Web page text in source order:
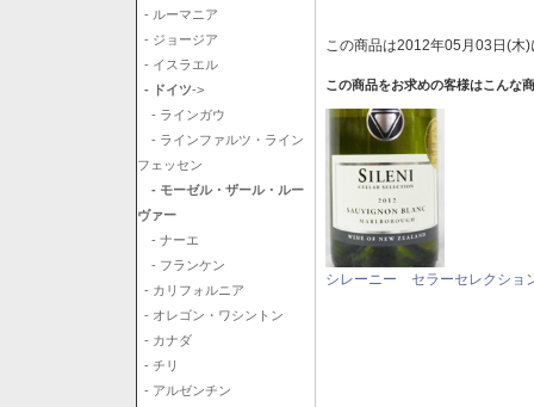
- ルーマニア
- ジョージア
- イスラエル
- ドイツ->
- ラインガウ
- ラインファルツ・ライン
フェッセン
- モーゼル・ザール・ルー
ヴァー
- ナーエ
- フランケン
- カリフォルニア
- オレゴン・ワシントン
- カナダ
- チリ
- アルゼンチン
この商品は2012年05月03日(木
この商品をお求めの客様はこんな
シレーニー セラーセレクショ